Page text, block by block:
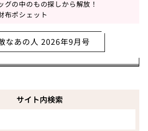
グの中のもの探しから解放！
布ポシェット
なあの人 2026年9月号
サイト内検索